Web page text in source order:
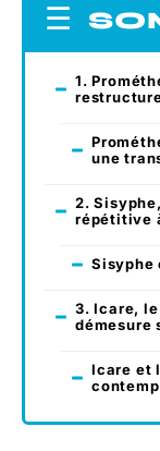
1.
une
2.
répétitive
Sisyphe
3. Icare, le
démesure
Icare et